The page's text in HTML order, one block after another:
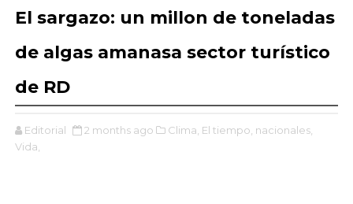
El sargazo: un millon de toneladas
de algas amanasa sector turístico
de RD
Editorial 2 months ago Clima, El tiempo, nacionales,
Vida,